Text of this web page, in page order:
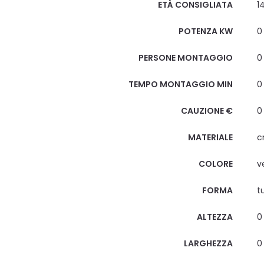
ETÀ CONSIGLIATA
POTENZA KW 0
PERSONE MONTAGGIO 0
TEMPO MONTAGGIO MIN 0
CAUZIONE € 0
MATERIALE
COLORE
FORMA
ALTEZZA 0
LARGHEZZA 0